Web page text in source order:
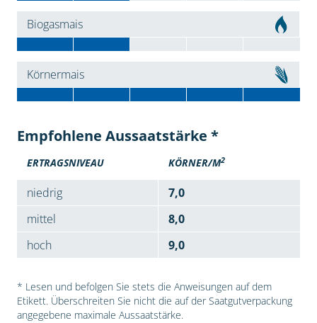
Biogasmais
Körnermais
Empfohlene Aussaatstärke *
ERTRAGSNIVEAU KÖRNER/M2
niedrig
7,0
mittel
8,0
hoch
9,0
* Lesen und befolgen Sie stets die Anweisungen auf dem
Etikett. Überschreiten Sie nicht die auf der Saatgutverpackung
angegebene maximale Aussaatstärke.